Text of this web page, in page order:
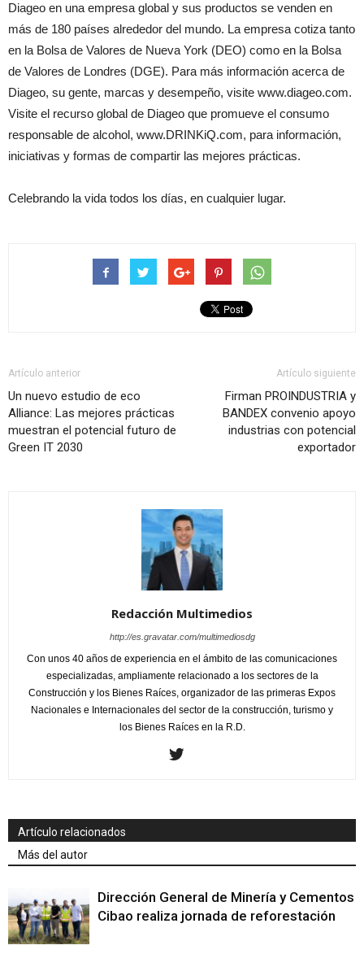
Diageo en una empresa global y sus productos se venden en
más de 180 países alrededor del mundo. La empresa cotiza tanto
en la Bolsa de Valores de Nueva York (DEO) como en la Bolsa
de Valores de Londres (DGE). Para más información acerca de
Diageo, su gente, marcas y desempeño, visite www.diageo.com.
Visite el recurso global de Diageo que promueve el consumo
responsable de alcohol, www.DRINKiQ.com, para información,
iniciativas y formas de compartir las mejores prácticas.
Celebrando la vida todos los días, en cualquier lugar.
Artículo anterior
Un nuevo estudio de eco
Alliance: Las mejores prácticas
muestran el potencial futuro de
Green IT 2030
Artículo siguiente
Firman PROINDUSTRIA y
BANDEX convenio apoyo
industrias con potencial
exportador
Redacción Multimedios
http://es.gravatar.com/multimediosdg
Con unos 40 años de experiencia en el ámbito de las comunicaciones
especializadas, ampliamente relacionado a los sectores de la
Construcción y los Bienes Raíces, organizador de las primeras Expos
Nacionales e Internacionales del sector de la construcción, turismo y
los Bienes Raíces en la R.D.
Artículo relacionados
Más del autor
Dirección General de Minería y Cementos
Cibao realiza jornada de reforestación